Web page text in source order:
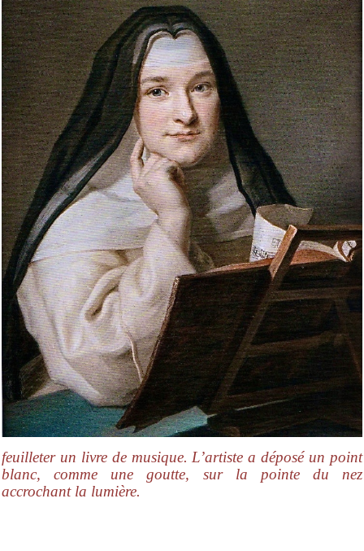
feuilleter un livre de musique. L’artiste a déposé un point
blanc, comme une goutte, sur la pointe du nez
accrochant la lumière.